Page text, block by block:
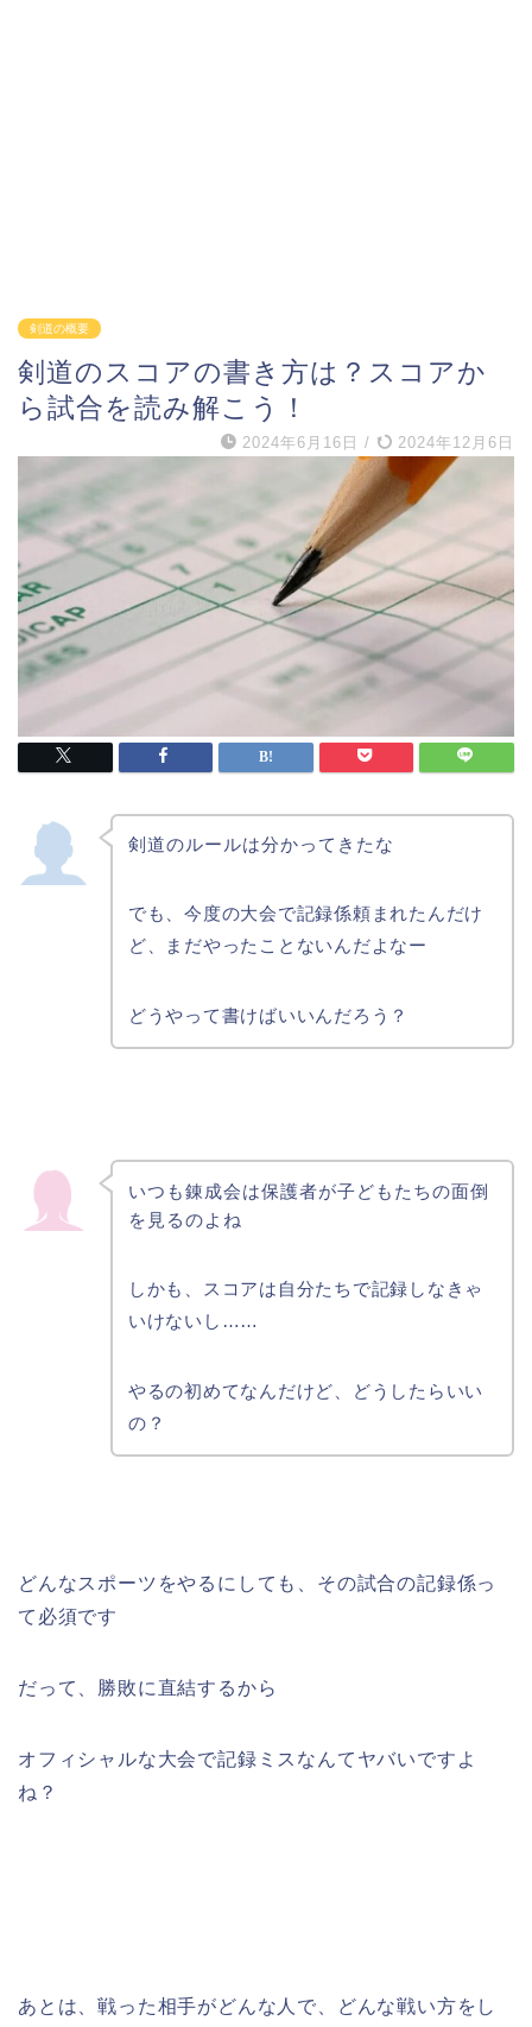
剣道の概要
剣道のスコアの書き方は？スコアか
ら試合を読み解こう！
2024年6月16日 / 2024年12月6日
剣道のルールは分かってきたな
でも、今度の大会で記録係頼まれたんだけ
ど、まだやったことないんだよなー
どうやって書けばいいんだろう？
いつも錬成会は保護者が子どもたちの面倒
を見るのよね
しかも、スコアは自分たちで記録しなきゃ
いけないし……
やるの初めてなんだけど、どうしたらいい
の？
どんなスポーツをやるにしても、その試合の記録係っ
て必須です
だって、勝敗に直結するから
オフィシャルな大会で記録ミスなんてヤバいですよ
ね？
あとは、戦った相手がどんな人で、どんな戦い方をし